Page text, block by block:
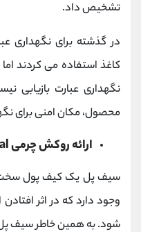
تشخیص داد.
در گذشته برای نگهداری
کاغذ استفاده می کردند
نگهداری عبارت بازیابی
محصول، مکان امنی برای
ارائه روکش چرمی safepal
سیف پل یک کیف پول سخت
وجود دارد که در اثر
شود. به همین خاطر سیف